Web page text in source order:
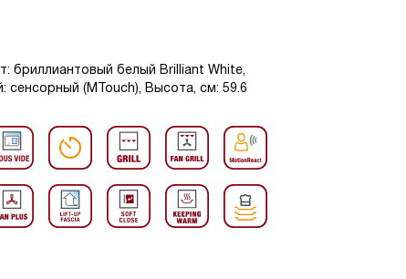
бриллиантовый белый Brilliant White,
(MTouch), Высота, см: 59.6